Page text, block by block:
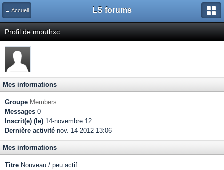
← Accueil LS forums
Profil de mouthxc
Mes informations
Groupe Members
Messages 0
Inscrit(e) (le) 14-novembre 12
Dernière activité nov. 14 2012 13:06
Mes informations
Titre Nouveau / peu actif